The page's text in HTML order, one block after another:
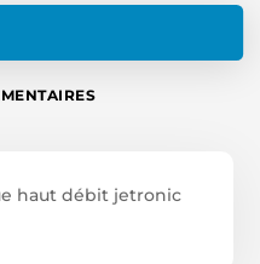
haut débit jetronic